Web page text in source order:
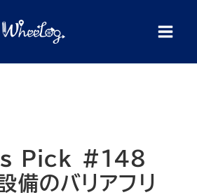
Pick #148
備のバリアフリ